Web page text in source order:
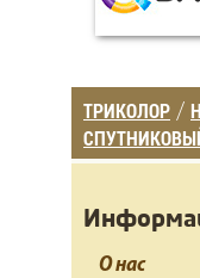
ТРИКОЛОР /
О нас